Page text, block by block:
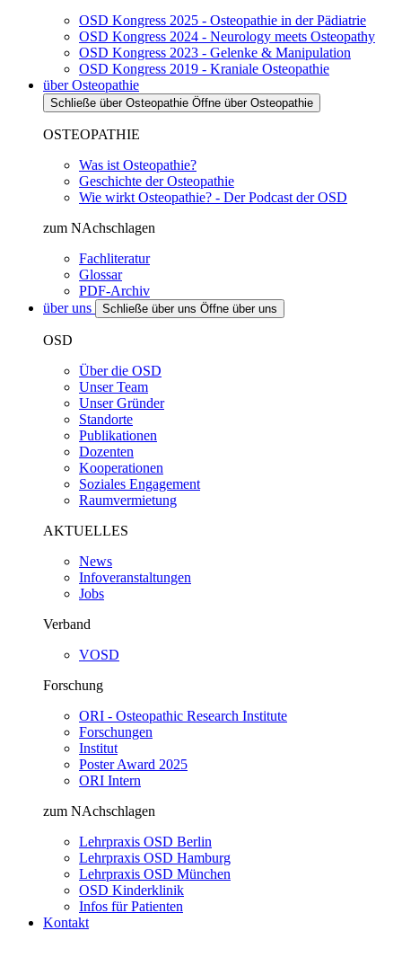
OSD Kongress 2025 - Osteopathie in der Pädiatrie
OSD Kongress 2024 - Neurology meets Osteopathy
OSD Kongress 2023 - Gelenke & Manipulation
OSD Kongress 2019 - Kraniale Osteopathie
über Osteopathie
Schließe über Osteopathie Öffne über Osteopathie
OSTEOPATHIE
Was ist Osteopathie?
Geschichte der Osteopathie
Wie wirkt Osteopathie? - Der Podcast der OSD
zum NAchschlagen
Fachliteratur
Glossar
PDF-Archiv
über uns
Schließe über uns Öffne über uns
OSD
Über die OSD
Unser Team
Unser Gründer
Standorte
Publikationen
Dozenten
Kooperationen
Soziales Engagement
Raumvermietung
AKTUELLES
News
Infoveranstaltungen
Jobs
Verband
VOSD
Forschung
ORI - Osteopathic Research Institute
Forschungen
Institut
Poster Award 2025
ORI Intern
zum NAchschlagen
Lehrpraxis OSD Berlin
Lehrpraxis OSD Hamburg
Lehrpraxis OSD München
OSD Kinderklinik
Infos für Patienten
Kontakt